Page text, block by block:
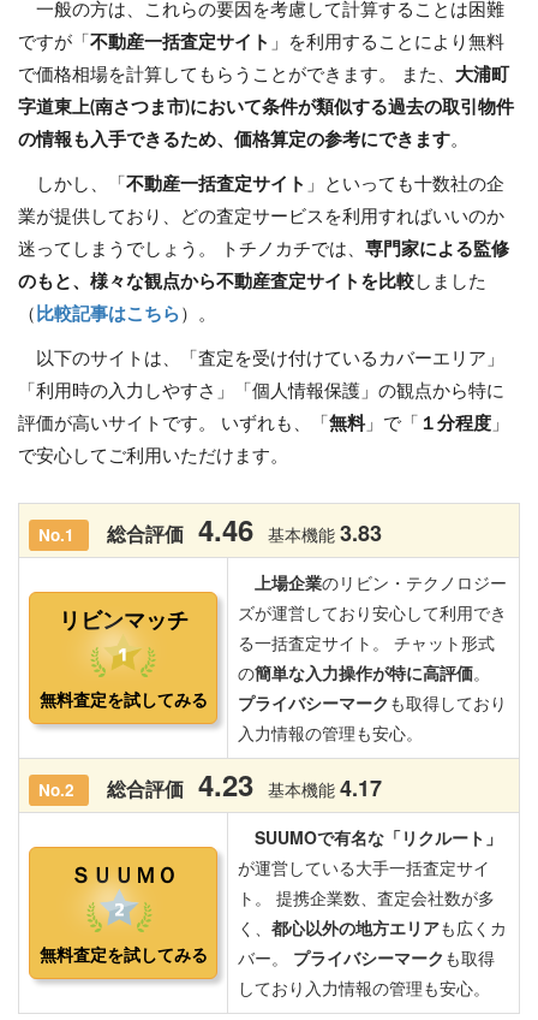
一般の方は、これらの要因を考慮して計算することは困難
ですが「 不動産一括査定サイト 」を利用することにより無料
で価格相場を計算してもらうことができます。 また、 大浦町
字道東上(南さつま市)において条件が類似する過去の取引物件
の情報も入手できるため、価格算定の参考にできます。
しかし、「 不動産一括査定サイト 」といっても十数社の企
業が提供しており、どの査定サービスを利用すればいいのか
迷ってしまうでしょう。 トチノカチでは、 専門家による監修
のもと、様々な観点から不動産査定サイトを比較 しました
（ 比較記事はこちら ）。
以下のサイトは、「査定を受け付けているカバーエリア」
「利用時の入力しやすさ」「個人情報保護」の観点から特に
評価が高いサイトです。 いずれも、「 無料」で「 １分程度 」
で安心してご利用いただけます。